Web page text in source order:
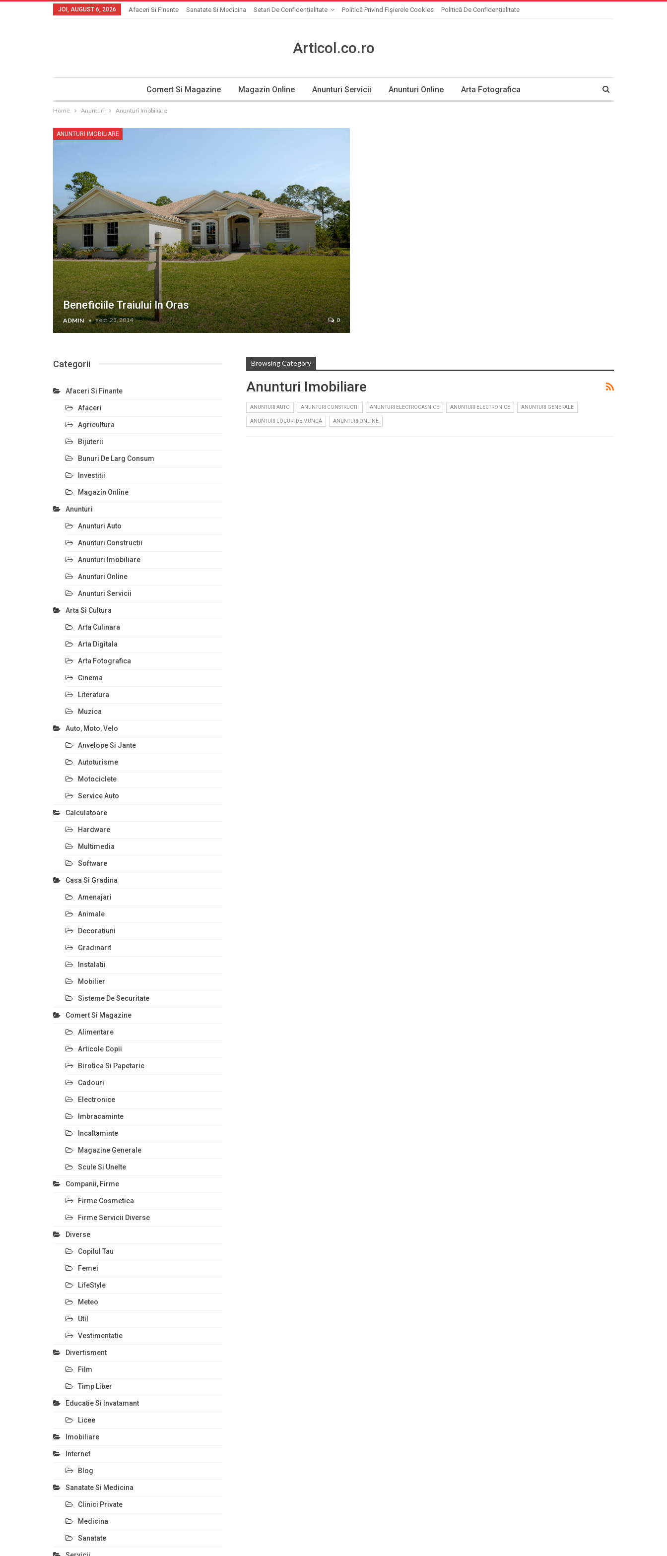
JOI, AUGUST 6, 2026 Afaceri Si Finante Sanatate Si Medicina Setari De Confidențialitate Politică Privind Fișierele Cookies Politică De Confidențialitate
Articol.co.ro
Comert Si Magazine Magazin Online Anunturi Servicii Anunturi Online Arta Fotografica
Home Anunturi Anunturi Imobiliare
ANUNTURI IMOBILIARE
Beneficiile Traiului In Oras
ADMIN sept. 25, 2014 0
Browsing Category
Anunturi Imobiliare
ANUNTURI AUTO ANUNTURI CONSTRUCTII ANUNTURI ELECTROCASNICE ANUNTURI ELECTRONICE ANUNTURI GENERALE
ANUNTURI LOCURI DE MUNCA ANUNTURI ONLINE
Categorii
Afaceri Si Finante
Afaceri
Agricultura
Bijuterii
Bunuri De Larg Consum
Investitii
Magazin Online
Anunturi
Anunturi Auto
Anunturi Constructii
Anunturi Imobiliare
Anunturi Online
Anunturi Servicii
Arta Si Cultura
Arta Culinara
Arta Digitala
Arta Fotografica
Cinema
Literatura
Muzica
Auto, Moto, Velo
Anvelope Si Jante
Autoturisme
Motociclete
Service Auto
Calculatoare
Hardware
Multimedia
Software
Casa Si Gradina
Amenajari
Animale
Decoratiuni
Gradinarit
Instalatii
Mobilier
Sisteme De Securitate
Comert Si Magazine
Alimentare
Articole Copii
Birotica Si Papetarie
Cadouri
Electronice
Imbracaminte
Incaltaminte
Magazine Generale
Scule Si Unelte
Companii, Firme
Firme Cosmetica
Firme Servicii Diverse
Diverse
Copilul Tau
Femei
LifeStyle
Meteo
Util
Vestimentatie
Divertisment
Film
Timp Liber
Educatie Si Invatamant
Licee
Imobiliare
Internet
Blog
Sanatate Si Medicina
Clinici Private
Medicina
Sanatate